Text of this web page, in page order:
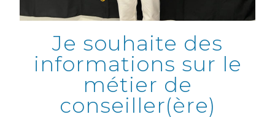
Je souhaite des
informations sur le
métier de
conseiller(ère)